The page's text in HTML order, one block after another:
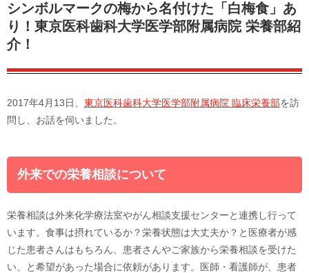
シンボルマークの梅から名付けた「白梅食」あ
り！東京医科歯科大学医学部附属病院 栄養部紹
介！
2017年4月13日、 東京医科歯科大学医学部附属病院 臨床栄養部を訪
問し、お話を伺いました。
外来での栄養相談について
栄養相談は外来化学療法室やがん相談支援センターと連携し行って
います。食事は摂れているか？栄養状態は大丈夫か？と医療者が感
じた患者さんはもちろん、患者さんやご家族から栄養相談を受けた
い、と希望があった場合に依頼があります。医師・看護師が、患者